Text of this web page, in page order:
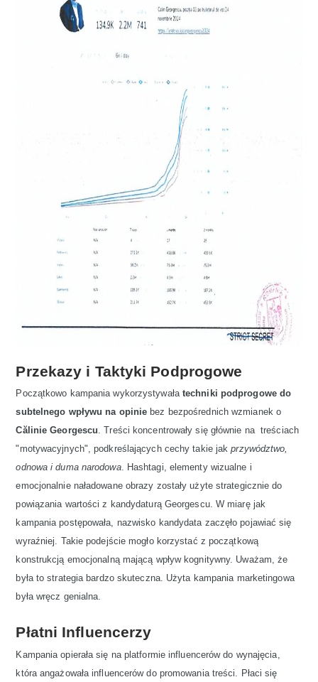
Przekazy i Taktyki Podprogowe
Początkowo kampania wykorzystywała techniki podprogowe do
subtelnego wpływu na opinie bez bezpośrednich wzmianek o
Călinie Georgescu. Treści koncentrowały się głównie na treściach
"motywacyjnych", podkreślających cechy takie jakprzywództwo,
odnowa i duma narodowa. Hashtagi, elementy wizualne i
emocjonalnie naładowane obrazy zostały użyte strategicznie do
powiązania wartości z kandydaturą Georgescu. W miarę jak
kampania postępowała, nazwisko kandydata zaczęło pojawiać się
wyraźniej. Takie podejście mogło korzystać z początkową
konstrukcją emocjonalną mającą wpływ kognitywny. Uważam, że
była to strategia bardzo skuteczna. Użyta kampania marketingowa
była wręcz genialna.
Płatni Influencerzy
Kampania opierała się na platformie influencerów do wynajęcia,
która angażowała influencerów do promowania treści. Płaci się